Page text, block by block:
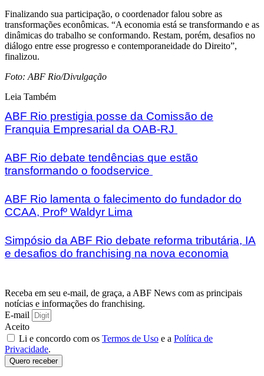
Finalizando sua participação, o coordenador falou sobre as
transformações econômicas. “A economia está se transformando e as
dinâmicas do trabalho se conformando. Restam, porém, desafios no
diálogo entre esse progresso e contemporaneidade do Direito”,
finalizou.
Foto: ABF Rio/Divulgação
Leia Também
ABF Rio prestigia posse da Comissão de
Franquia Empresarial da OAB-RJ
ABF Rio debate tendências que estão
transformando o foodservice
ABF Rio lamenta o falecimento do fundador do
CCAA, Profº Waldyr Lima
Simpósio da ABF Rio debate reforma tributária, IA
e desafios do franchising na nova economia
Receba em seu e-mail, de graça, a ABF News com as principais
notícias e informações do franchising.
E-mail
Aceito
Li e concordo com os Termos de Uso e a Política de
Privacidade.
Quero receber